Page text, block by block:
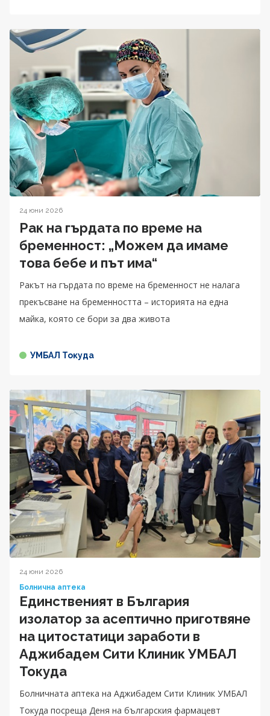
24 юни 2026
Рак на гърдата по време на
бременност: „Можем да имаме
това бебе и път има“
Ракът на гърдата по време на бременност не налага
прекъсване на бременността – историята на една
майка, която се бори за два живота
УМБАЛ Токуда
24 юни 2026
Болнична аптека
Единственият в България
изолатор за асептично приготвяне
на цитостатици заработи в
Аджибадем Сити Клиник УМБАЛ
Токуда
Болничната аптека на Аджибадем Сити Клиник УМБАЛ
Токуда посреща Деня на българския фармацевт